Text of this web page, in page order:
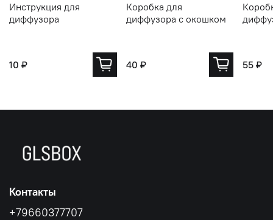
Инструкция для
диффузора
10 ₽
Коробка для
диффузора с окошком
40 ₽ 55 ₽
Контакты
+79660377707